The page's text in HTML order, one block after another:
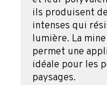
ils produisent
intenses qui
lumière. La
permet une
idéale pour les
paysages.